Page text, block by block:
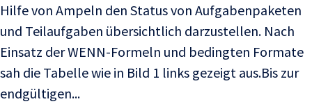
Hilfe von Ampeln den Status von Aufgabenpaketen
und Teilaufgaben übersichtlich darzustellen. Nach
Einsatz der WENN-Formeln und bedingten Formate
sah die Tabelle wie in Bild 1 links gezeigt aus.Bis zur
endgültigen...